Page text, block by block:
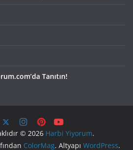
Tanıtın!
© 2026 Harbi Yiyorum.
ColorMag. Altyapı WordPress.